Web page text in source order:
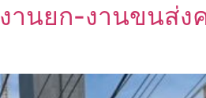
านยก-งานขนส่ง